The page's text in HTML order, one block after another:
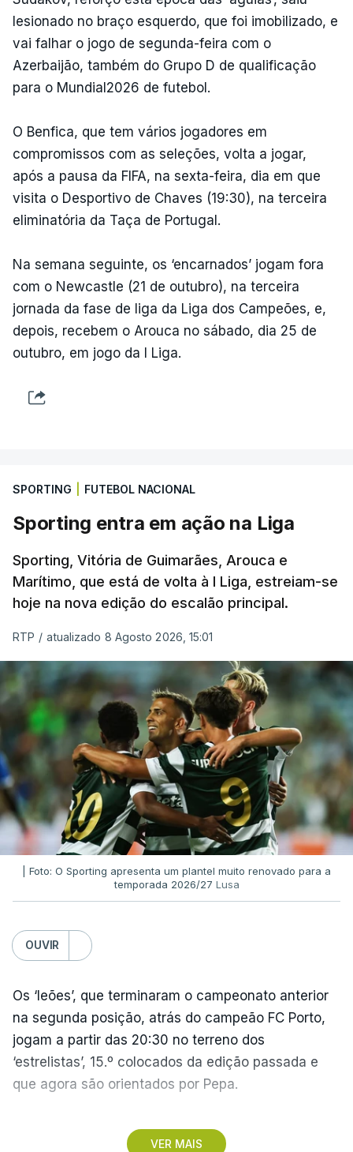
lesionado no braço esquerdo, que foi imobilizado, e
vai falhar o jogo de segunda-feira com o
Azerbaijão, também do Grupo D de qualificação
para o Mundial2026 de futebol.
O Benfica, que tem vários jogadores em
compromissos com as seleções, volta a jogar,
após a pausa da FIFA, na sexta-feira, dia em que
visita o Desportivo de Chaves (19:30), na terceira
eliminatória da Taça de Portugal.
Na semana seguinte, os ‘encarnados’ jogam fora
com o Newcastle (21 de outubro), na terceira
jornada da fase de liga da Liga dos Campeões, e,
depois, recebem o Arouca no sábado, dia 25 de
outubro, em jogo da I Liga.
SPORTING FUTEBOL NACIONAL
Sporting entra em ação na Liga
Sporting, Vitória de Guimarães, Arouca e
Marítimo, que está de volta à I Liga, estreiam-se
hoje na nova edição do escalão principal.
RTP / atualizado 8 Agosto 2026, 15:01
| Foto: O Sporting apresenta um plantel muito renovado para a
temporada 2026/27 Lusa
OUVIR
VER MAIS
Os ‘leões’, que terminaram o campeonato anterior
na segunda posição, atrás do campeão FC Porto,
jogam a partir das 20:30 no terreno dos
‘estrelistas’, 15.º colocados da edição passada e
que agora são orientados por Pepa.
No primeiro encontro do dia, o Marítimo, vencedor